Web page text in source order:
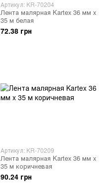
Артикул: KR-70204
Лента малярная Kartex 36 мм x
35 м белая
72.38 грн
Артикул: KR-70209
Лента малярная Kartex 36 мм x
35 м коричневая
90.24 грн